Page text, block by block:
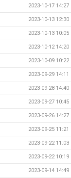
2023-10-17 14:27
2023-10-13 12:30
2023-10-13 10:05
2023-10-12 14:20
2023-10-09 10:22
2023-09-29 14:11
2023-09-28 14:40
2023-09-27 10:45
2023-09-26 14:27
2023-09-25 11:21
2023-09-22 11:03
2023-09-22 10:19
2023-09-14 14:49